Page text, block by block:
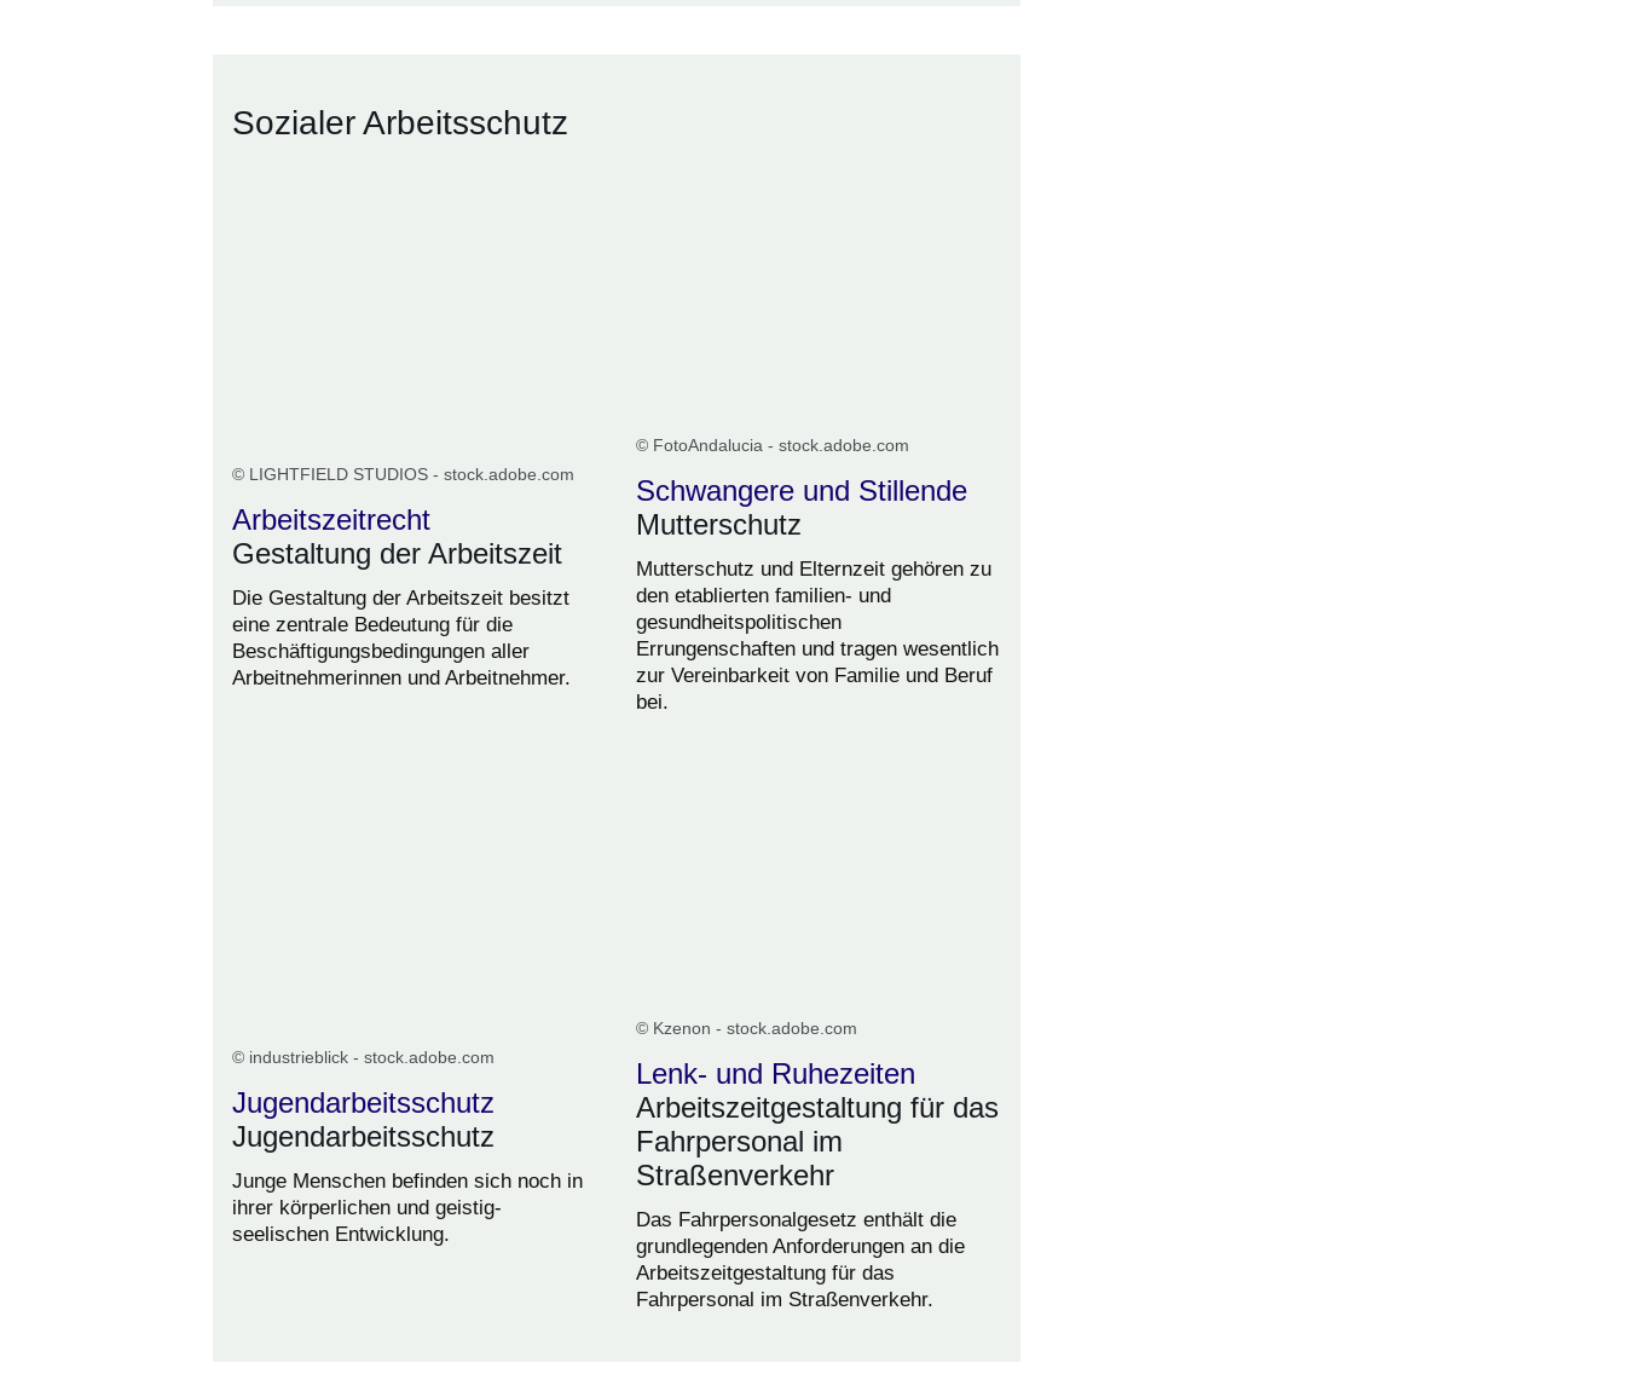
Sozialer Arbeitsschutz
© LIGHTFIELD STUDIOS - stock.adobe.com
Arbeitszeitrecht
Gestaltung der Arbeitszeit
Die Gestaltung der Arbeitszeit besitzt
eine zentrale Bedeutung für die
Beschäftigungsbedingungen aller
Arbeitnehmerinnen und Arbeitnehmer.
© FotoAndalucia - stock.adobe.com
Schwangere und Stillende
Mutterschutz
Mutterschutz und Elternzeit gehören zu
den etablierten familien- und
gesundheitspolitischen
Errungenschaften und tragen wesentlich
zur Vereinbarkeit von Familie und Beruf
bei.
© industrieblick - stock.adobe.com
Jugendarbeitsschutz
Jugendarbeitsschutz
Junge Menschen befinden sich noch in
ihrer körperlichen und geistig-
seelischen Entwicklung.
© Kzenon - stock.adobe.com
Lenk- und Ruhezeiten
Arbeitszeitgestaltung für das
Fahrpersonal im
Straßenverkehr
Das Fahrpersonalgesetz enthält die
grundlegenden Anforderungen an die
Arbeitszeitgestaltung für das
Fahrpersonal im Straßenverkehr.